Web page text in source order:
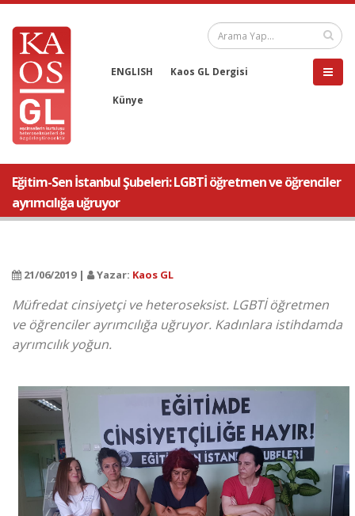
ENGLISH Kaos GL Dergisi
Künye
Eğitim-Sen İstanbul Şubeleri: LGBTİ öğretmen ve öğrenciler
ayrımcılığa uğruyor
21/06/2019 | Yazar: Kaos GL
Müfredat cinsiyetçi ve heteroseksist. LGBTİ öğretmen
ve öğrenciler ayrımcılığa uğruyor. Kadınlara istihdamda
ayrımcılık yoğun.